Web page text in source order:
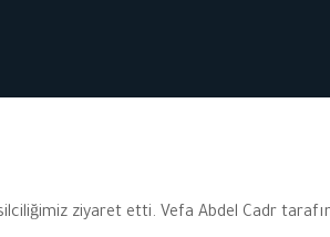
ziyaret etti. Vefa Abdel Cadr